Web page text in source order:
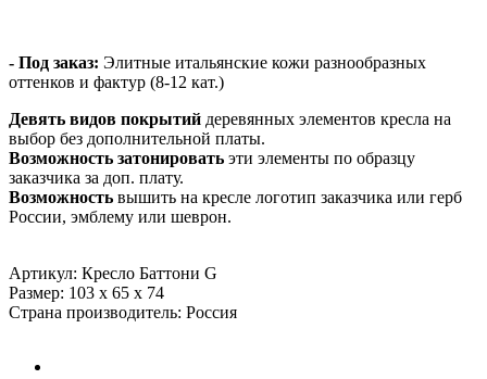
- Под заказ: Элитные итальянские кожи разнообразных
оттенков и фактур (8-12 кат.)
Девять видов покрытий деревянных элементов кресла на
выбор без дополнительной платы.
Возможность затонировать эти элементы по образцу
заказчика за доп. плату.
Возможность вышить на кресле логотип заказчика или герб
России, эмблему или шеврон.
Артикул: Кресло Баттони G
Размер: 103 x 65 x 74
Страна производитель: Россия